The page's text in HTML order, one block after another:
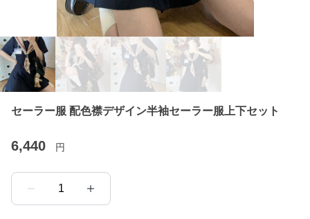
セーラー服 配色襟デザイン半袖セーラー服上下セット
6,440 円
1